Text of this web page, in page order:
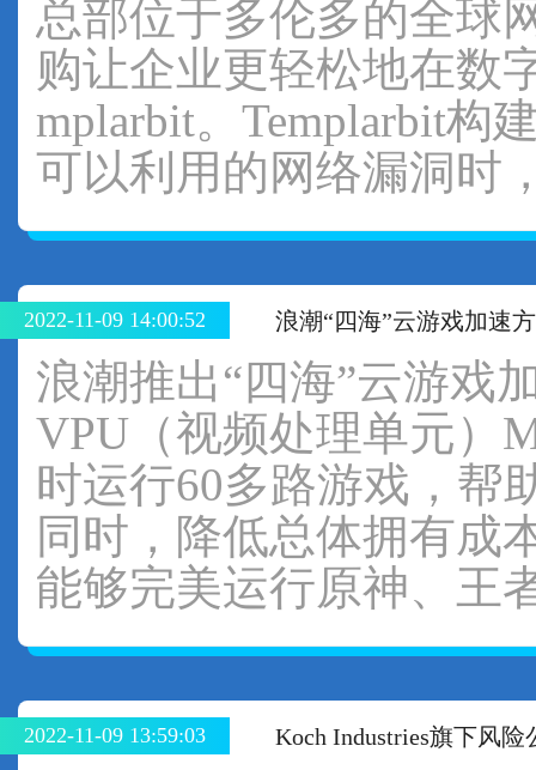
总部位于多伦多的全球
购让企业更轻松地在数
mplarbit。Templarbit构
可以利用的网络漏洞时
浪潮“四海”云游戏加速
浪潮推出“四海”云游戏
VPU（视频处理单元）
时运行60多路游戏，帮
同时，降低总体拥有成
能够完美运行原神、王
2022-11-09 14:00:52
Koch Industries旗下风
2022-11-09 13:59:03